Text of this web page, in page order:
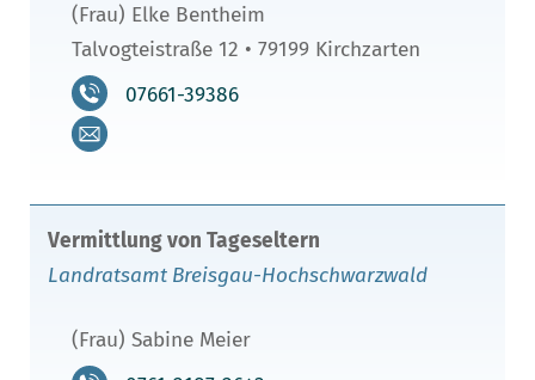
(Frau) Elke Bentheim
Talvogteistraße 12 • 79199 Kirchzarten
07661-39386
Vermittlung von Tageseltern
Landratsamt Breisgau-Hochschwarzwald
(Frau) Sabine Meier